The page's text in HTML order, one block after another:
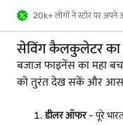
20k+ लोगों ने स्टोर पर अपने
सेविंग कैलकुलेटर का
बजाज फाइनेंस का महा
को तुरंत देख सकें और
डीलर ऑफर- पूरे